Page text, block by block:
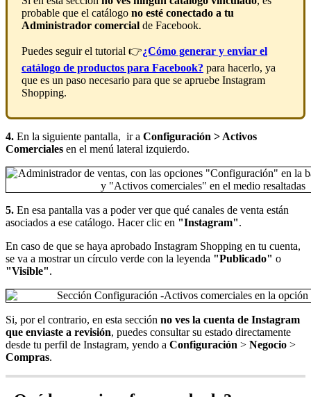
probable que el catálogo no esté conectado a tu
Administrador comercial de Facebook.
Puedes seguir el tutorial 👉¿Cómo generar y enviar el
catálogo de productos para Facebook? para hacerlo, ya
que es un paso necesario para que se apruebe Instagram
Shopping.
4. En la siguiente pantalla, ir a Configuración > Activos
Comerciales en el menú lateral izquierdo.
5. En esa pantalla vas a poder ver que qué canales de venta están
asociados a ese catálogo. Hacer clic en "Instagram".
En caso de que se haya aprobado Instagram Shopping en tu cuenta,
se va a mostrar un círculo verde con la leyenda "Publicado" o
"Visible".
Si, por el contrario, en esta sección no ves la cuenta de Instagram
que enviaste a revisión, puedes consultar su estado directamente
desde tu perfil de Instagram, yendo a Configuración > Negocio >
Compras.